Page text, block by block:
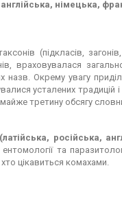
німецька,
(підкласів,
враховувалася
Окрему увагу
усталених традицій
третину обсягу
російська,
та
цікавиться комахами.